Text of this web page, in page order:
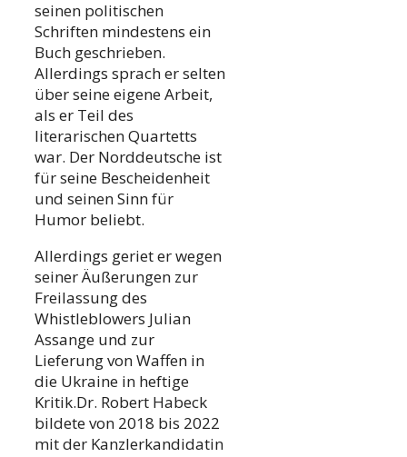
seinen politischen
Schriften mindestens ein
Buch geschrieben.
Allerdings sprach er selten
über seine eigene Arbeit,
als er Teil des
literarischen Quartetts
war. Der Norddeutsche ist
für seine Bescheidenheit
und seinen Sinn für
Humor beliebt.
Allerdings geriet er wegen
seiner Äußerungen zur
Freilassung des
Whistleblowers Julian
Assange und zur
Lieferung von Waffen in
die Ukraine in heftige
Kritik.Dr. Robert Habeck
bildete von 2018 bis 2022
mit der Kanzlerkandidatin